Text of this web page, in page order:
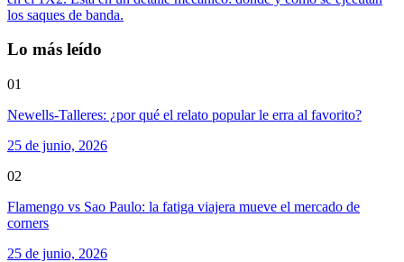
los saques de banda.
Lo más leído
01
Newells-Talleres: ¿por qué el relato popular le erra al favorito?
25 de junio, 2026
02
Flamengo vs Sao Paulo: la fatiga viajera mueve el mercado de
corners
25 de junio, 2026